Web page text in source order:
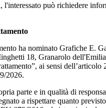
l'interessato può richiedere
ha nominato Grafiche E.
18, Granarolo
ai sensi dell’articolo
2026.
parte e in qualità di
a rispettare quanto